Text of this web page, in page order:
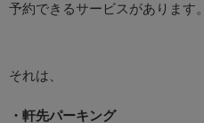
予約できるサービスがあります。
それは、
・軒先パーキング